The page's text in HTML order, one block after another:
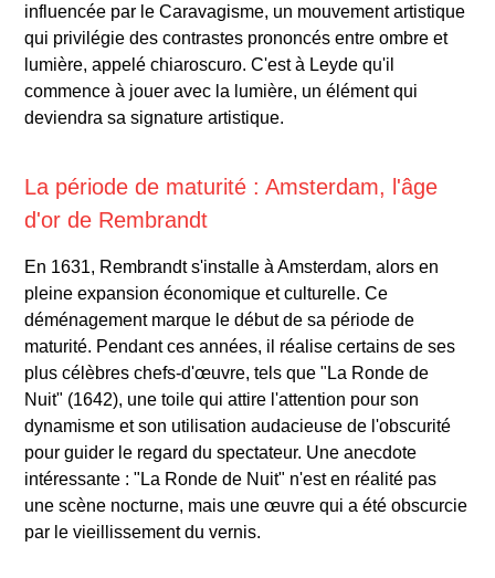
influencée par le Caravagisme, un mouvement artistique
qui privilégie des contrastes prononcés entre ombre et
lumière, appelé chiaroscuro. C'est à Leyde qu'il
commence à jouer avec la lumière, un élément qui
deviendra sa signature artistique.
La période de maturité : Amsterdam, l'âge
d'or de Rembrandt
En 1631, Rembrandt s'installe à Amsterdam, alors en
pleine expansion économique et culturelle. Ce
déménagement marque le début de sa période de
maturité. Pendant ces années, il réalise certains de ses
plus célèbres chefs-d'œuvre, tels que "La Ronde de
Nuit" (1642), une toile qui attire l'attention pour son
dynamisme et son utilisation audacieuse de l'obscurité
pour guider le regard du spectateur. Une anecdote
intéressante : "La Ronde de Nuit" n'est en réalité pas
une scène nocturne, mais une œuvre qui a été obscurcie
par le vieillissement du vernis.